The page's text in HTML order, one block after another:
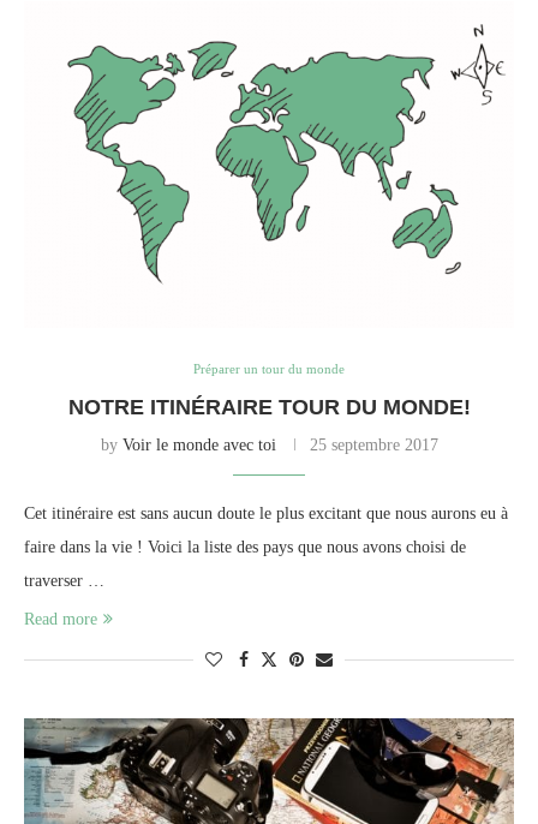
Préparer un tour du monde
NOTRE ITINÉRAIRE TOUR DU MONDE!
by Voir le monde avec toi 25 septembre 2017
Cet itinéraire est sans aucun doute le plus excitant que nous aurons eu à
faire dans la vie ! Voici la liste des pays que nous avons choisi de
traverser …
Read more